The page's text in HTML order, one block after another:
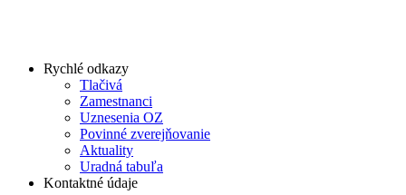
Rychlé odkazy
Tlačivá
Zamestnanci
Uznesenia OZ
Povinné zverejňovanie
Aktuality
Uradná tabuľa
Kontaktné údaje